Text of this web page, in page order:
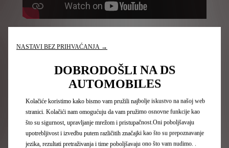
NASTAVI BEZ PRIHVAĆANJA →
DOBRODOŠLI NA DS
AUTOMOBILES
Kolačiće koristimo kako bismo vam pružili najbolje iskustvo na našoj web
stranici. Kolačići nam omogućuju da vam pružimo osnovne funkcije kao
što su sigurnost, upravljanje mrežom i pristupačnost.Oni poboljšavaju
upotrebljivost i izvedbu putem različitih značajki kao što su prepoznavanje
jezika, rezultati pretraživanja i time poboljšavaju ono što vam nudimo. .